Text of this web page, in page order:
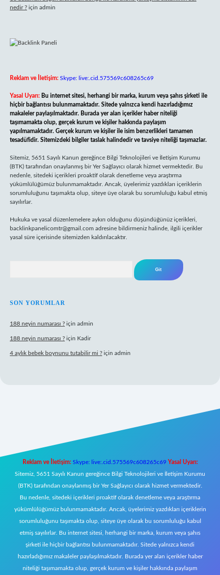
nedir ? için admin
Reklam ve İletişim: Skype: live:.cid.575569c608265c69
Yasal Uyarı: Bu internet sitesi, herhangi bir marka, kurum veya şahıs şirketi ile
hiçbir bağlantısı bulunmamaktadır. Sitede yalnızca kendi hazırladığımız
makaleler paylaşılmaktadır. Burada yer alan içerikler haber niteliği
taşımamakta olup, gerçek kurum ve kişiler hakkında paylaşım
yapılmamaktadır. Gerçek kurum ve kişiler ile isim benzerlikleri tamamen
tesadüfidir. Sitemizdeki bilgiler taslak halindedir ve tavsiye niteliği taşımazlar.
Sitemiz, 5651 Sayılı Kanun gereğince Bilgi Teknolojileri ve İletişim Kurumu
(BTK) tarafından onaylanmış bir Yer Sağlayıcı olarak hizmet vermektedir. Bu
nedenle, sitedeki içerikleri proaktif olarak denetleme veya araştırma
yükümlülüğümüz bulunmamaktadır. Ancak, üyelerimiz yazdıkları içeriklerin
sorumluluğunu taşımakta olup, siteye üye olarak bu sorumluluğu kabul etmiş
sayılırlar.
Hukuka ve yasal düzenlemelere aykırı olduğunu düşündüğünüz içerikleri,
backlinkpanelicomtr@gmail.com adresine bildirmeniz halinde, ilgili içerikler
yasal süre içerisinde sitemizden kaldırılacaktır.
SON YORUMLAR
188 neyin numarası ? için admin
188 neyin numarası ? için Kadir
4 aylık bebek boynunu tutabilir mi ? için admin
Reklam ve İletişim: Skype: live:.cid.575569c608265c69 Yasal Uyarı:
Sitemiz, 5651 Sayılı Kanun gereğince Bilgi Teknolojileri ve İletişim Kurumu
(BTK) tarafından onaylanmış bir Yer Sağlayıcı olarak hizmet vermektedir.
Bu nedenle, sitedeki içerikleri proaktif olarak denetleme veya araştırma
yükümlülüğümüz bulunmamaktadır. Ancak, üyelerimiz yazdıkları içeriklerin
sorumluluğunu taşımakta olup, siteye üye olarak bu sorumluluğu kabul
etmiş sayılırlar. Bu internet sitesi, herhangi bir marka, kurum veya şahıs
şirketi ile hiçbir bağlantısı bulunmamaktadır. Sitede yalnızca kendi
hazırladığımız makaleler paylaşılmaktadır. Burada yer alan içerikler haber
niteliği taşımamakta olup, gerçek kurum ve kişiler hakkında paylaşım